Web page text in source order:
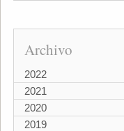
Archivo
2022
2021
2020
2019